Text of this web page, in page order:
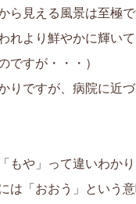
ら見える風景は至極で
れより鮮やかに輝い
ですが・・・）
りですが、病院に近
もや」って違いわかり
は「おおう」という